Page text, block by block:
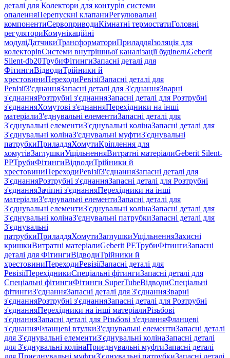
деталі для Колектори для контурів системи
опаленняПерепускні клапаниРегулювальні
компонентиСервоприводиКімнатні термостатиГоловні
регуляториКомунікаційні
модуліДатчикиТрансформаториПриладдяІзоляція для
колекторівСистеми внутрішньої каналізації будівельGeberit
Silent-db20ТрубиФітингиЗапасні деталі для
ФітингиВідводиТрійники й
хрестовиниПереходиРевізіїЗапасні деталі для
РевізіїЗ'єднанняЗапасні деталі для З'єднанняЗварні
з'єднанняРозтрубні з'єднанняЗапасні деталі для Розтрубні
з'єднанняХомутові з'єднанняПерехідники на інші
матеріалиЗ'єднувальні елементиЗапасні деталі для
З'єднувальні елементиЗ'єднувальні колінаЗапасні деталі для
З'єднувальні колінаЗ'єднувальні муфтиЗ'єднувальні
патрубкиПриладдяХомутиКріплення для
хомутівЗаглушкиУщільненняВитратні матеріалиGeberit Silent-
PPТрубиФітингиВідводиТрійники й
хрестовиниПереходиРевізіїЗ'єднанняЗапасні деталі для
З'єднанняРозтрубні з'єднанняЗапасні деталі для Розтрубні
з'єднанняЗачіпні з'єднанняПерехідники на інші
матеріалиЗ'єднувальні елементиЗапасні деталі для
З'єднувальні елементиЗ'єднувальні колінаЗапасні деталі для
З'єднувальні колінаЗ'єднувальні патрубкиЗапасні деталі для
З'єднувальні
патрубкиПриладдяХомутиЗаглушкиУщільненняЗахисні
кришкиВитратні матеріалиGeberit PEТрубиФітингиЗапасні
деталі для ФітингиВідводиТрійники й
хрестовиниПереходиРевізіїЗапасні деталі для
РевізіїПерехідникиСпеціальні фітингиЗапасні деталі для
Спеціальні фітингиФітинги SuperTubeВідводиСпеціальні
фітингиЗ'єднанняЗапасні деталі для З'єднанняЗварні
з'єднанняРозтрубні з'єднанняЗапасні деталі для Розтрубні
з'єднанняПерехідники на інші матеріалиРізьбові
з'єднанняЗапасні деталі для Різьбові з'єднанняФланцеві
з'єднанняФланцеві втулкиЗ'єднувальні елементиЗапасні деталі
для З'єднувальні елементиЗ'єднувальні колінаЗапасні деталі
для З'єднувальні колінаПриєднувальні муфтиЗапасні деталі
для Приєднувальні муфтиЗ'єднувальні патрубкиЗапасні деталі